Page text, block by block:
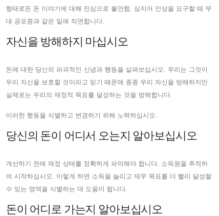
형태로든 돈 이야기에 대해 진심으로 불안함, 심지어 인상을 요구할 때 무
대 공포증과 같은 일에 직면합니다.
자신을 방해하지 마십시오
돈에 대한 당신의 파괴적인 신념과 행동을 살펴보십시오. 우리는 그것이
우리 자신을 보호할 것이라고 믿기 때문에 종종 우리 자신을 방해하지만
실제로는 우리의 재정적 목표를 달성하는 것을 방해합니다.
이러한 행동을 식별하고 변경하기 위해 노력하십시오.
당신의 돈이 어디서 오는지 알아보십시오
개선하기 전에 재정 상태를 정확하게 파악해야 합니다. 소득원을 추적하
여 시작하십시오. 이렇게 하면 소득을 늘리고 재무 목표를 더 빨리 달성할
수 있는 영역을 식별하는 데 도움이 됩니다.
돈이 어디로 가는지 알아보십시오